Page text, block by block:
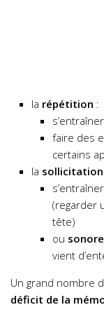
la répétition :
faire des
certains
la sollicitation
(regarder
tête)
ou sonore
vient
Un grand nombre
déficit de la